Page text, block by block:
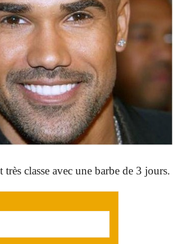
très classe avec une barbe de 3 jours.